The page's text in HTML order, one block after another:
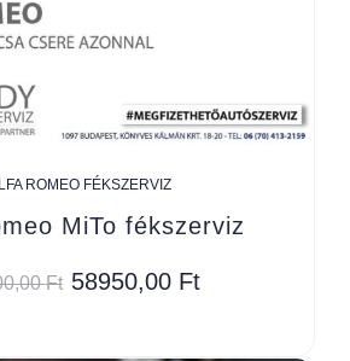
ROMEO FÉKSZERVIZ
MiTo fékszerviz
Ft 58950,00 Ft